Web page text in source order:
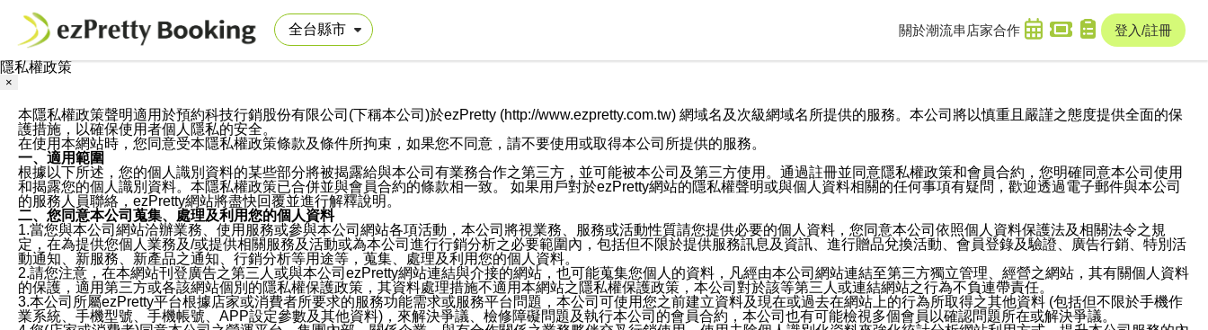
關於潮流串 店家合作 登入/註冊
隱私權政策
×
本隱私權政策聲明適用於預約科技行銷股份有限公司(下稱本公司)於ezPretty (http://www.ezpretty.com.tw) 網域名及次級網域名所提供的服務。本公司將以慎重且嚴謹之態度提供全面的保
護措施，以確保使用者個人隱私的安全。
在使用本網站時，您同意受本隱私權政策條款及條件所拘束，如果您不同意，請不要使用或取得本公司所提供的服務。
一、適用範圍
根據以下所述，您的個人識別資料的某些部分將被揭露給與本公司有業務合作之第三方，並可能被本公司及第三方使用。通過註冊並同意隱私權政策和會員合約，您明確同意本公司使用
和揭露您的個人識別資料。本隱私權政策已合併並與會員合約的條款相一致。 如果用戶對於ezPretty網站的隱私權聲明或與個人資料相關的任何事項有疑問，歡迎透過電子郵件與本公司
的服務人員聯絡，ezPretty網站將盡快回覆並進行解釋說明。
二、您同意本公司蒐集、處理及利用您的個人資料
1.當您與本公司網站洽辦業務、使用服務或參與本公司網站各項活動，本公司將視業務、服務或活動性質請您提供必要的個人資料，您同意本公司依照個人資料保護法及相關法令之規
定，在為提供您個人業務及/或提供相關服務及活動或為本公司進行行銷分析之必要範圍內，包括但不限於提供服務訊息及資訊、進行贈品兌換活動、會員登錄及驗證、廣告行銷、特別活
動通知、新服務、新產品之通知、行銷分析等用途等，蒐集、處理及利用您的個人資料。
2.請您注意，在本網站刊登廣告之第三人或與本公司ezPretty網站連結與介接的網站，也可能蒐集您個人的資料，凡經由本公司網站連結至第三方獨立管理、經營之網站，其有關個人資料
的保護，適用第三方或各該網站個別的隱私權保護政策，其資料處理措施不適用本網站之隱私權保護政策，本公司對於該等第三人或連結網站之行為不負連帶責任。
3.本公司所屬ezPretty平台根據店家或消費者所要求的服務功能需求或服務平台問題，本公司可使用您之前建立資料及現在或過去在網站上的行為所取得之其他資料 (包括但不限於手機作
業系統、手機型號、手機帳號、APP設定參數及其他資料)，來解決爭議、檢修障礙問題及執行本公司的會員合約，本公司也有可能檢視多個會員以確認問題所在或解決爭議。